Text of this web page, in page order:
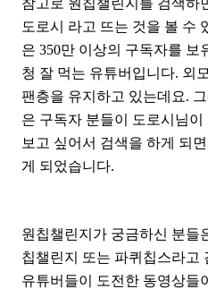
도로시 라고 뜨는 것을 볼 수
은 350만 이상의 구독자를 보
청 잘 먹는 유튜버입니다. 외
팬층을 유지하고 있는데요.
은 구독자 분들이 도로시님
보고 싶어서 검색을 하게 되
게 되었습니다.
원칩챌린지가 궁금하신 분들
칩챌린지 또는 파퀴칩스라고
유튜버들이 도전한 동영상들